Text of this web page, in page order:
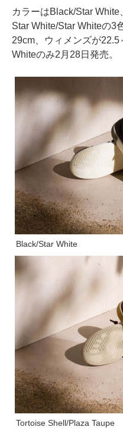
カラーはBlack/Star White
Star White/Star Whiteの3
29cm、ウィメンズが
Whiteのみ2月28日発売。
Black/Star White
Tortoise Shell/Plaza Taupe